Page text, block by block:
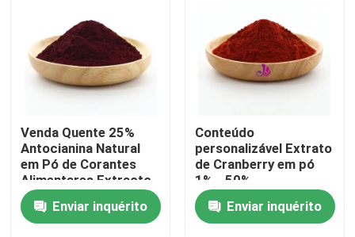
Produtos
Sobre nós
Excursão da fábrica
Venda Quente 25%
Antocianina Natural
em Pó de Corantes
Alimentares Extracto
de Frutas de Berinjela
em PóEnviar inquérito
Conteúdo
personalizável Extrato
de Cranberry em pó
1% - 50%
Proantocianidinas
Matéria-prima de
corantes alimentares
Enviar inquérito